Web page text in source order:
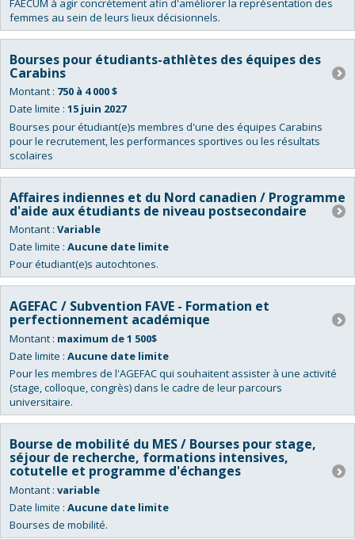
FAÉCUM à agir concrètement afin d'améliorer la représentation des
femmes au sein de leurs lieux décisionnels.
Bourses pour étudiants-athlètes des équipes des
Carabins
Montant : 750 à 4 000 $
Date limite : 15 juin 2027
Bourses pour étudiant(e)s membres d'une des équipes Carabins
pour le recrutement, les performances sportives ou les résultats
scolaires
Affaires indiennes et du Nord canadien / Programme
d'aide aux étudiants de niveau postsecondaire
Montant : Variable
Date limite : Aucune date limite
Pour étudiant(e)s autochtones.
AGEFAC / Subvention FAVE - Formation et
perfectionnement académique
Montant : maximum de 1 500$
Date limite : Aucune date limite
Pour les membres de l'AGEFAC qui souhaitent assister à une activité
(stage, colloque, congrès) dans le cadre de leur parcours
universitaire.
Bourse de mobilité du MES / Bourses pour stage,
séjour de recherche, formations intensives,
cotutelle et programme d'échanges
Montant : variable
Date limite : Aucune date limite
Bourses de mobilité.